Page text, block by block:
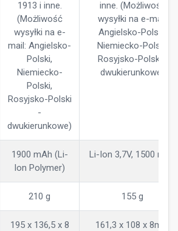
1913 i inne.
(Możliwość
wysyłki na e-
mail: Angielsko-
Polski,
Niemiecko-
Polski,
Rosyjsko-Polski
-
dwukierunkowe)
inne. (Możliwość
wysyłki na e-mail:
Angielsko-Polski,
Niemiecko-Polski,
Rosyjsko-Polski -
dwukierunkowe)
1900 mAh (Li-
Ion Polymer)
Li-Ion 3,7V, 1500 mAh
210 g 155 g
195 x 136,5 x 8
161,3 x 108 x 8mm